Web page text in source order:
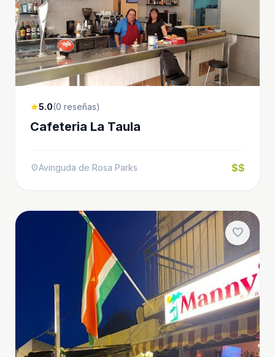
star5.0(0 reseñas)
Cafeteria La Taula
location_onAvinguda de Rosa Parks $$
favorite